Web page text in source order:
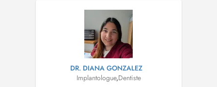
DR. DIANA GONZALEZ
Implantologue,Dentiste